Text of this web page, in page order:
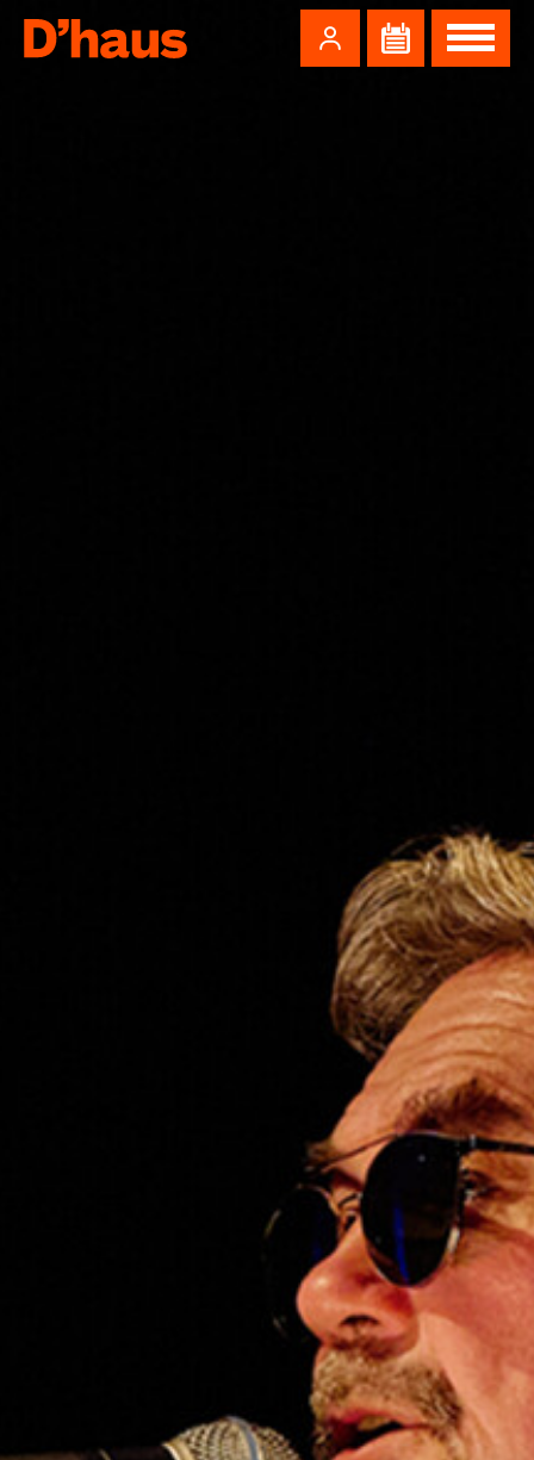
Zum Hauptinhalt springen Zum Footer springen